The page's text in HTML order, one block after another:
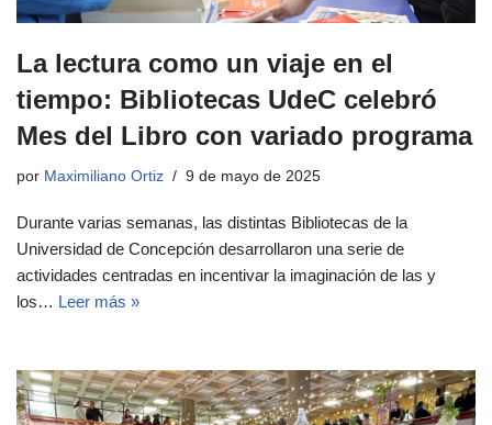
La lectura como un viaje en el
tiempo: Bibliotecas UdeC celebró
Mes del Libro con variado programa
por Maximiliano Ortiz 9 de mayo de 2025
Durante varias semanas, las distintas Bibliotecas de la
Universidad de Concepción desarrollaron una serie de
actividades centradas en incentivar la imaginación de las y
los… Leer más »